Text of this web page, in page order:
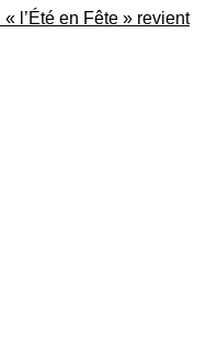
l’Été en Fête » revient